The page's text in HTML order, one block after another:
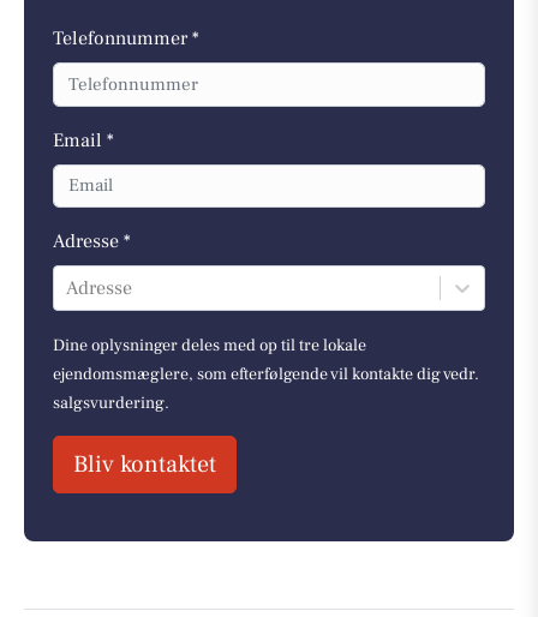
Telefonnummer *
Email *
Adresse *
Adresse
Dine oplysninger deles med op til tre lokale
ejendomsmæglere, som efterfølgende vil kontakte dig vedr.
salgsvurdering.
Bliv kontaktet